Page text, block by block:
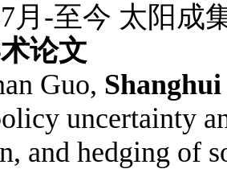
月-至今 太阳成
论文
Guo,
uncertainty
and hedging of